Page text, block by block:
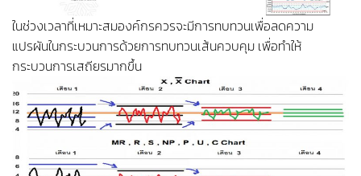
ในช่วงเวลาที่เหมาะสมองค์กรควรจะมีการทบทวนเพื่อลดความ
แปรผันในกระบวนการด้วยการทบทวนเส้นควบคุม เพื่อทำให้
กระบวนการเสถียรมากขึ้น